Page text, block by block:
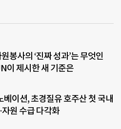
봉사의 ‘진짜 성과’는 무엇인
이 제시한 새 기준은
베이션, 초경질유 호주산 첫 국내
원 수급 다각화